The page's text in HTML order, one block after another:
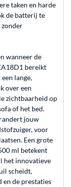
taken en harde
de batterij te
zonder
wanneer de
bereikt
lange,
over een
zichtbaarheid op
of het bed.
jouw
voor
Een grote
ml betekent
het innovatieve
scheidt,
de prestaties